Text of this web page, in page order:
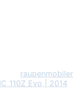
raupenmobiler
110Z Evo | 2014